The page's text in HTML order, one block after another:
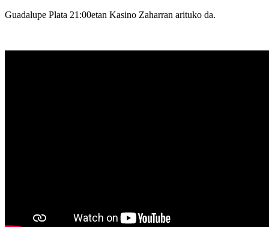
Guadalupe Plata 21:00etan Kasino Zaharran arituko da.